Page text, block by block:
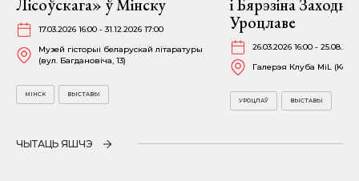
Лісоўскага» ў Мінску
17.03.2026 16:00 - 31.12.2026 17:00
Музей гісторыі беларускай літаратуры
(вул. Багдановіча, 13)
МІНСК ВЫСТАВЫ
і Бярэзіна
Уроцлаве
26.03.2026 16:00 -
Галерэя Клуба MiL
УРОЦЛАЎ ВЫСТАВЫ
ЧЫТАЦЬ ЯШЧЭ